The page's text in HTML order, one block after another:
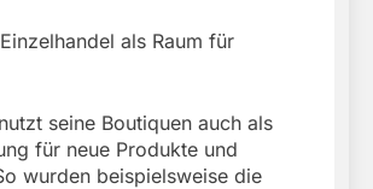
als Raum für
seine Boutiquen auch als
für neue Produkte und
wurden beispielsweise die